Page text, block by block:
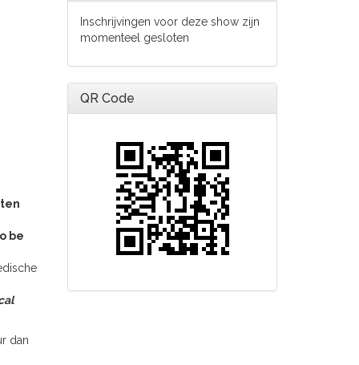
be
dan
Inschrijvingen voor deze show zijn
momenteel gesloten
QR Code